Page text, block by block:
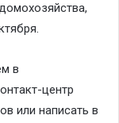
в
центр
или написать в